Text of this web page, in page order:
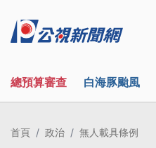
總預算審查 白海豚颱風
首頁 政治 無人載具條例